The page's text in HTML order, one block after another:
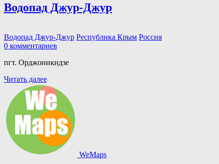
Водопад Джур-Джур
Водопад Джур-Джур Республика Крым Россия
0 комментариев
пгт. Орджоникидзе
Читать далее
WeMaps